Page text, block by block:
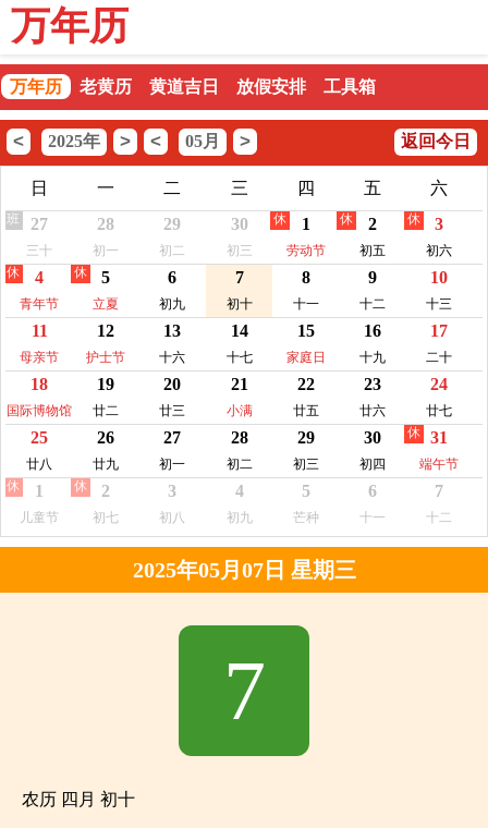
万年历
万年历 老黄历 黄道吉日 放假安排 工具箱
< 2025年 > < 05月 > 返回今日
日 一 二 三 四 五
六
27
三十
班 28
初一
29
初二
30
初三
1
劳动节
休 2
初五
休 3
初六
休
4
青年节
休 5
立夏
休 6
初九
7
初十
8
十一
9
十二
10
十三
11
母亲节
12
护士节
13
十六
14
十七
15
家庭日
16
十九
17
二十
18
国际博物馆
日
19
廿二
20
廿三
21
小满
22
廿五
23
廿六
24
廿七
25
廿八
26
廿九
27
初一
28
初二
29
初三
30
初四
31
端午节
休
1
儿童节
休 2
初七
休 3
初八
4
初九
5
芒种
6
十一
7
十二
2025年05月07日 星期三
7
农历 四月 初十